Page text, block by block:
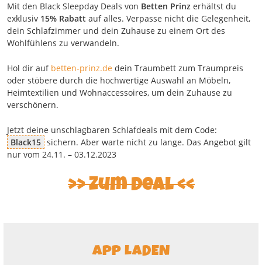
Mit den Black Sleepday Deals von Betten Prinz erhältst du
exklusiv 15% Rabatt auf alles. Verpasse nicht die Gelegenheit,
dein Schlafzimmer und dein Zuhause zu einem Ort des
Wohlfühlens zu verwandeln.
Hol dir auf betten-prinz.de dein Traumbett zum Traumpreis
oder stöbere durch die hochwertige Auswahl an Möbeln,
Heimtextilien und Wohnaccessoires, um dein Zuhause zu
verschönern.
Jetzt deine unschlagbaren Schlafdeals mit dem Code:
Black15 sichern. Aber warte nicht zu lange. Das Angebot gilt
nur vom 24.11. – 03.12.2023
Zum Deal
APP LADEN